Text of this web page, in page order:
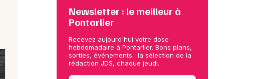
Newsletter : le meilleur à
Pontarlier
Recevez aujourd'hui votre dose
hebdomadaire à Pontarlier. Bons plans,
sorties, événements : la sélection de la
rédaction JDS, chaque jeudi.